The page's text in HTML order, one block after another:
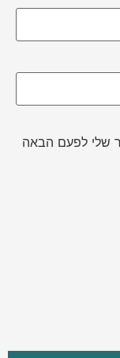
שלי לפעם הבאה